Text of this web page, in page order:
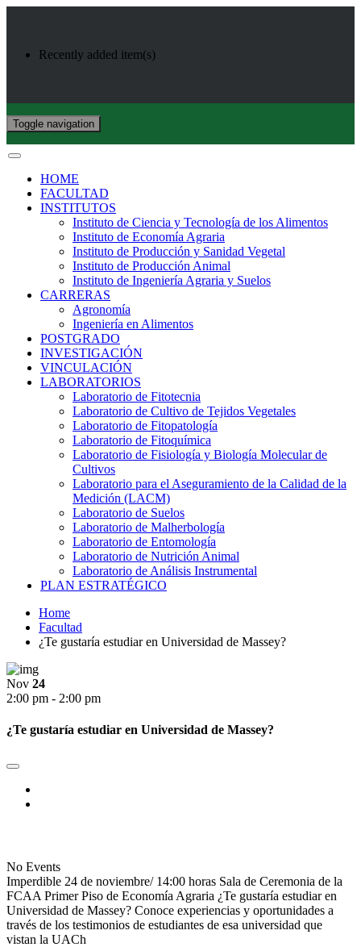
Recently added item(s)
Toggle navigation
HOME
FACULTAD
INSTITUTOS
Instituto de Ciencia y Tecnología de los Alimentos
Instituto de Economía Agraria
Instituto de Producción y Sanidad Vegetal
Instituto de Producción Animal
Instituto de Ingeniería Agraria y Suelos
CARRERAS
Agronomía
Ingeniería en Alimentos
POSTGRADO
INVESTIGACIÓN
VINCULACIÓN
LABORATORIOS
Laboratorio de Fitotecnia
Laboratorio de Cultivo de Tejidos Vegetales
Laboratorio de Fitopatología
Laboratorio de Fitoquímica
Laboratorio de Fisiología y Biología Molecular de
Cultivos
Laboratorio para el Aseguramiento de la Calidad de la
Medición (LACM)
Laboratorio de Suelos
Laboratorio de Malherbología
Laboratorio de Entomología
Laboratorio de Nutrición Animal
Laboratorio de Análisis Instrumental
PLAN ESTRATÉGICO
Home
Facultad
¿Te gustaría estudiar en Universidad de Massey?
Nov 24
2:00 pm - 2:00 pm
¿Te gustaría estudiar en Universidad de Massey?
No Events
Imperdible 24 de noviembre/ 14:00 horas Sala de Ceremonia de la
FCAA Primer Piso de Economía Agraria ¿Te gustaría estudiar en
Universidad de Massey? Conoce experiencias y oportunidades a
través de los testimonios de estudiantes de esa universidad que
vistan la UACh